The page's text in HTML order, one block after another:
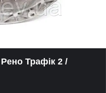
Трафік 2 /